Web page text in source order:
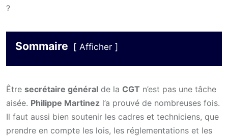
?
Sommaire Afficher
Être secrétaire général de la CGT n’est pas une tâche
aisée. Philippe Martinez l’a prouvé de nombreuses fois.
Il faut aussi bien soutenir les cadres et techniciens, que
prendre en compte les lois, les réglementations et les